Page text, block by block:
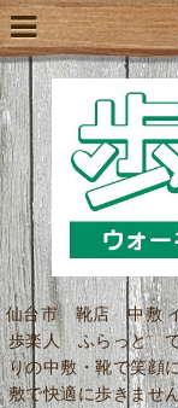
仙台市 靴店 中敷
歩楽人 ふらっと
りの中敷・靴で笑顔
敷で快適に歩きませ